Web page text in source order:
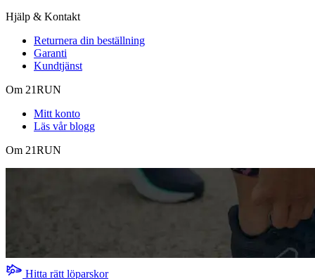
Hjälp & Kontakt
Returnera din beställning
Garanti
Kundtjänst
Om 21RUN
Mitt konto
Läs vår blogg
Om 21RUN
Hitta rätt löparskor